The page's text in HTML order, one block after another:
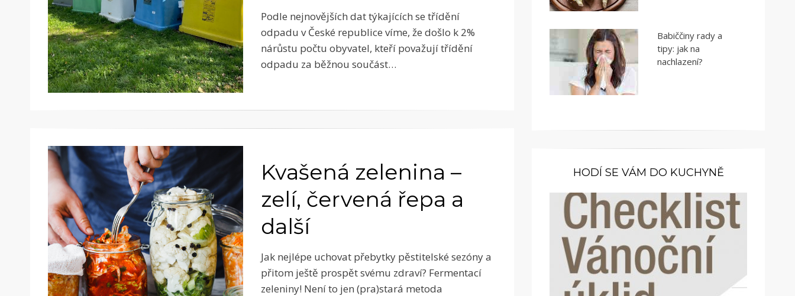
Podle nejnovějších dat týkajících se třídění
odpadu v České republice víme, že došlo k 2%
nárůstu počtu obyvatel, kteří považují třídění
odpadu za běžnou součást…
Kvašená zelenina –
zelí, červená řepa a
další
Jak nejlépe uchovat přebytky pěstitelské sezóny a
přitom ještě prospět svému zdraví? Fermentací
zeleniny! Není to jen (pra)stará metoda
Babiččiny rady a
tipy: jak na
nachlazení?
HODÍ SE VÁM DO KUCHYNĚ